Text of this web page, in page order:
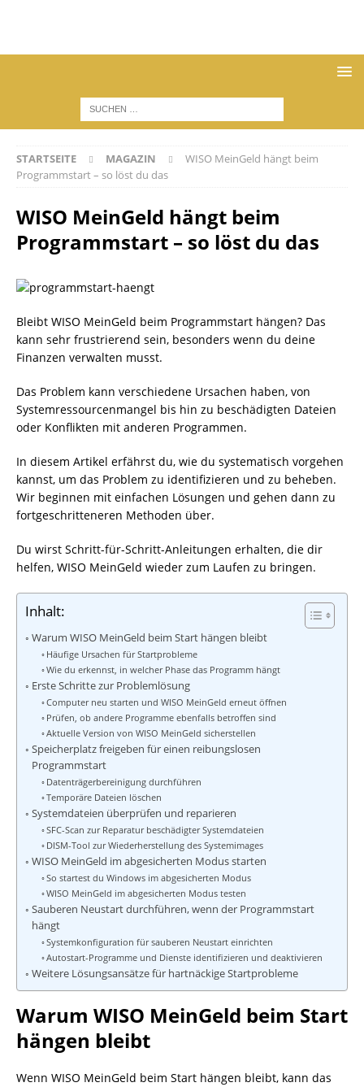
STARTSEITE MAGAZIN
WISO MeinGeld hängt beim
Programmstart – so löst du das
WISO MeinGeld hängt beim
Programmstart – so löst du das
Bleibt WISO MeinGeld beim Programmstart hängen? Das
kann sehr frustrierend sein, besonders wenn du deine
Finanzen verwalten musst.
Das Problem kann verschiedene Ursachen haben, von
Systemressourcenmangel bis hin zu beschädigten Dateien
oder Konflikten mit anderen Programmen.
In diesem Artikel erfährst du, wie du systematisch vorgehen
kannst, um das Problem zu identifizieren und zu beheben.
Wir beginnen mit einfachen Lösungen und gehen dann zu
fortgeschritteneren Methoden über.
Du wirst Schritt-für-Schritt-Anleitungen erhalten, die dir
helfen, WISO MeinGeld wieder zum Laufen zu bringen.
Inhalt:
Warum WISO MeinGeld beim Start hängen bleibt
Häufige Ursachen für Startprobleme
Wie du erkennst, in welcher Phase das Programm hängt
Erste Schritte zur Problemlösung
Computer neu starten und WISO MeinGeld erneut öffnen
Prüfen, ob andere Programme ebenfalls betroffen sind
Aktuelle Version von WISO MeinGeld sicherstellen
Speicherplatz freigeben für einen reibungslosen
Programmstart
Datenträgerbereinigung durchführen
Temporäre Dateien löschen
Systemdateien überprüfen und reparieren
SFC-Scan zur Reparatur beschädigter Systemdateien
DISM-Tool zur Wiederherstellung des Systemimages
WISO MeinGeld im abgesicherten Modus starten
So startest du Windows im abgesicherten Modus
WISO MeinGeld im abgesicherten Modus testen
Sauberen Neustart durchführen, wenn der Programmstart
hängt
Systemkonfiguration für sauberen Neustart einrichten
Autostart-Programme und Dienste identifizieren und deaktivieren
Weitere Lösungsansätze für hartnäckige Startprobleme
Warum WISO MeinGeld beim Start
hängen bleibt
Wenn WISO MeinGeld beim Start hängen bleibt, kann das